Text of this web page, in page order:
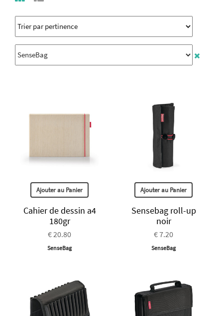
Ajouter au Panier
Cahier de dessin a4
180gr
€ 20.80
SenseBag
Ajouter au Panier
Sensebag roll-up
noir
€ 7.20
SenseBag